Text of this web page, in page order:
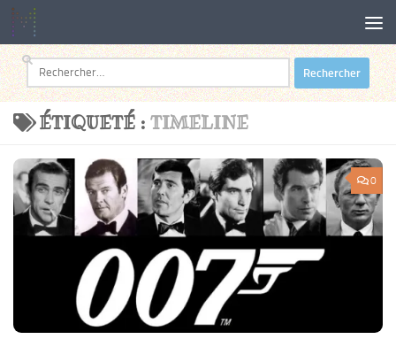
Au dessous du contenu
Rechercher :
ÉTIQUETÉ : TIMELINE
0